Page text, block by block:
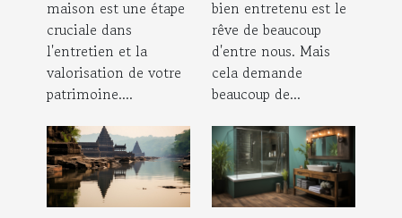
contacter un
couvreur
professionnel
pour effectuer
vos projets ?
maison est une étape
cruciale dans
l'entretien et la
valorisation de votre
patrimoine....
bien entretenu est le
rêve de beaucoup
d'entre nous. Mais
cela demande
beaucoup de...